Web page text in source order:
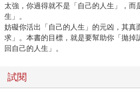
太強，你過得就不是「自己的人生」，而
生」。
妨礙你活出「自己的人生」的元凶，其真
求」。本書的目標，就是要幫助你「拋掉
回自己的人生」。
試閱